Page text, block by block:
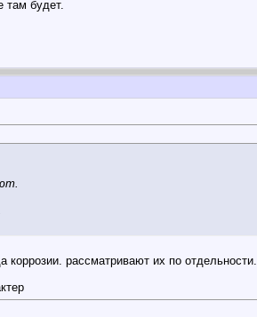
там будет.
коррозии. рассматривают их по отдельности.